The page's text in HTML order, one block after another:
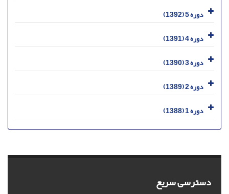
دوره 5 (1392)
دوره 4 (1391)
دوره 3 (1390)
دوره 2 (1389)
دوره 1 (1388)
دسترسی سریع